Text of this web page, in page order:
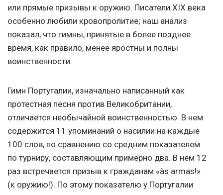
или прямые призывы к оружию. Писатели XIX века
особенно любили кровопролитие; наш анализ
показал, что гимны, принятые в более позднее
время, как правило, менее яростны и полны
воинственности.
Гимн Португалии, изначально написанный как
протестная песня против Великобритании,
отличается необычайной воинственностью. В нем
содержится 11 упоминаний о насилии на каждые
100 слов, по сравнению со средним показателем
по турниру, составляющим примерно два. В нем 12
раз встречается призыв к гражданам «às armas!»
(к оружию!). По этому показателю у Португалии